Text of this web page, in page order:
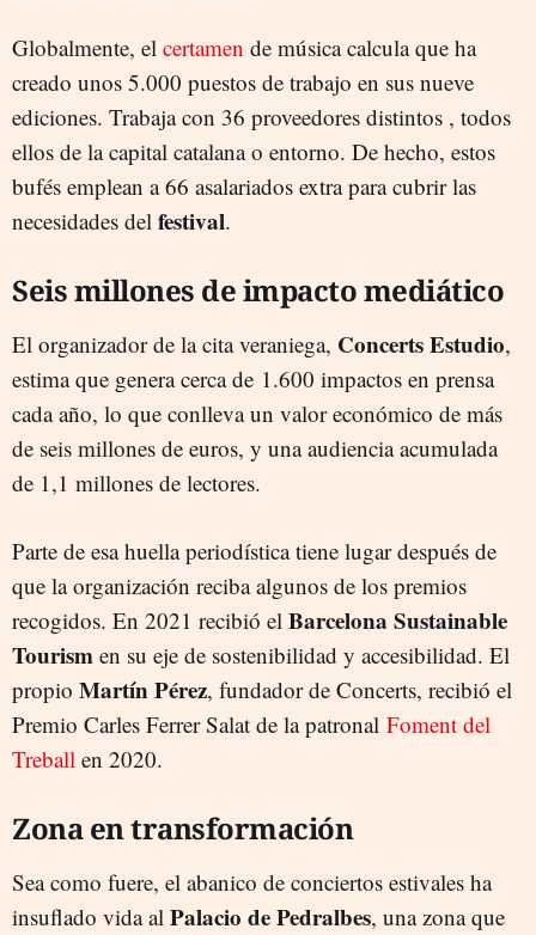
Globalmente, el certamen de música calcula que ha
creado unos 5.000 puestos de trabajo en sus nueve
ediciones. Trabaja con 36 proveedores distintos , todos
ellos de la capital catalana o entorno. De hecho, estos
bufés emplean a 66 asalariados extra para cubrir las
necesidades del festival.
Seis millones de impacto mediático
El organizador de la cita veraniega, Concerts Estudio,
estima que genera cerca de 1.600 impactos en prensa
cada año, lo que conlleva un valor económico de más
de seis millones de euros, y una audiencia acumulada
de 1,1 millones de lectores.
Parte de esa huella periodística tiene lugar después de
que la organización reciba algunos de los premios
recogidos. En 2021 recibió el Barcelona Sustainable
Tourism en su eje de sostenibilidad y accesibilidad. El
propio Martín Pérez, fundador de Concerts, recibió el
Premio Carles Ferrer Salat de la patronal Foment del
Treball en 2020.
Zona en transformación
Sea como fuere, el abanico de conciertos estivales ha
insuflado vida al Palacio de Pedralbes, una zona que